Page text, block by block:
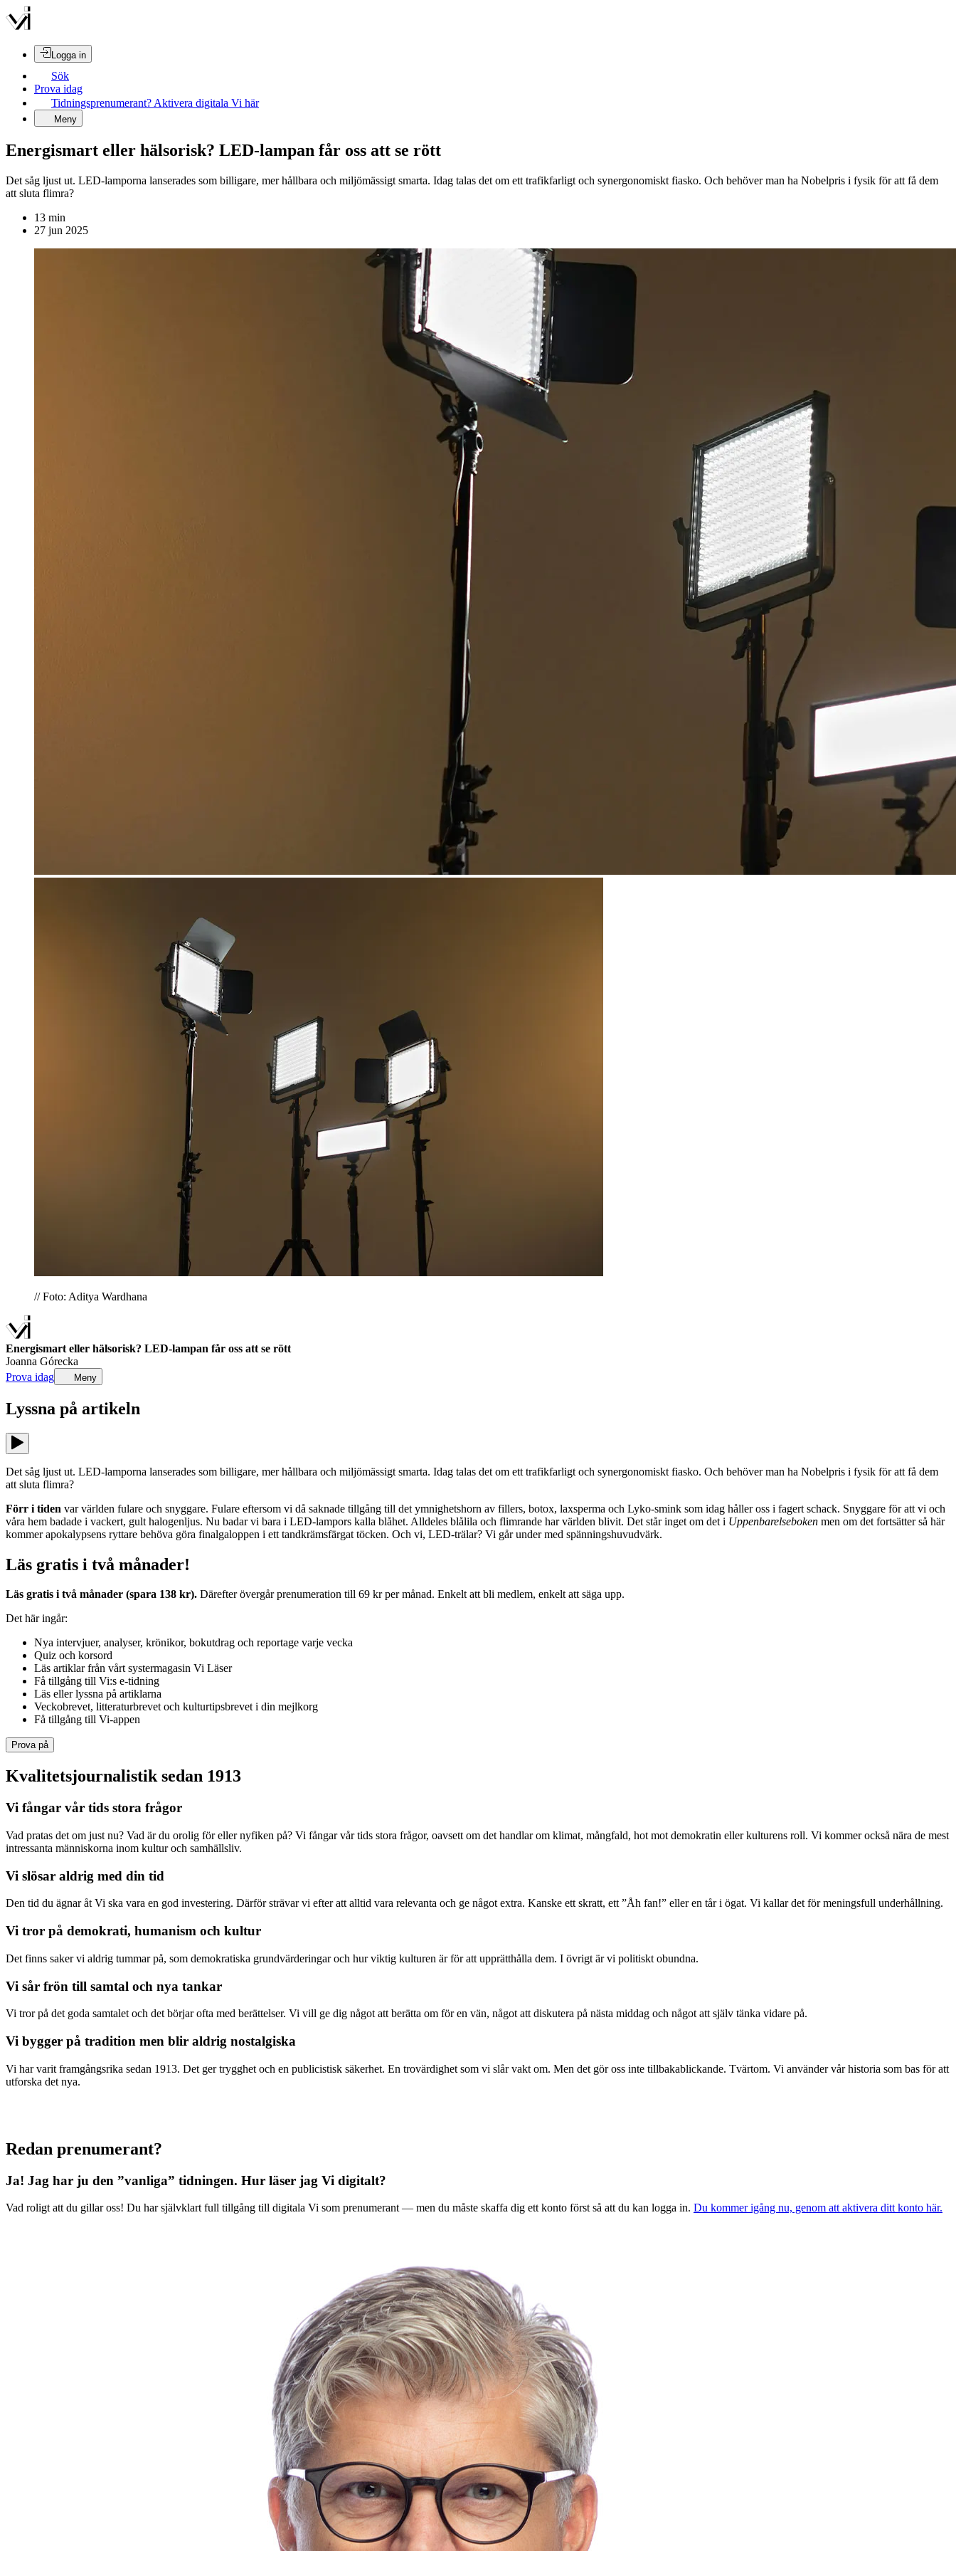
Logga in
Sök
Prova idag
Tidningsprenumerant? Aktivera digitala Vi här
Meny
Energismart eller hälsorisk? LED-lampan får oss att se rött
Det såg ljust ut. LED-lamporna lanserades som billigare, mer hållbara och miljömässigt smarta. Idag talas det om ett trafikfarligt och synergonomiskt fiasko. Och behöver man ha Nobelpris i fysik för att få dem
att sluta flimra?
13 min
27 jun 2025
// Foto: Aditya Wardhana
Energismart eller hälsorisk? LED-lampan får oss att se rött
Joanna Górecka
Prova idag
Meny
Lyssna på artikeln
Det såg ljust ut. LED-lamporna lanserades som billigare, mer hållbara och miljömässigt smarta. Idag talas det om ett trafikfarligt och synergonomiskt fiasko. Och behöver man ha Nobelpris i fysik för att få dem
att sluta flimra?
Förr i tiden var världen fulare och snyggare. Fulare eftersom vi då saknade tillgång till det ymnighetshorn av fillers, botox, laxsperma och Lyko-smink som idag håller oss i fagert schack. Snyggare för att vi och
våra hem badade i vackert, gult halogenljus. Nu badar vi bara i LED-lampors kalla blåhet. Alldeles blålila och flimrande har världen blivit. Det står inget om det i Uppenbarelseboken men om det fortsätter så här
kommer apokalypsens ryttare behöva göra finalgaloppen i ett tandkrämsfärgat töcken. Och vi, LED-trälar? Vi går under med spänningshuvudvärk.
Läs gratis i två månader!
Läs gratis i två månader (spara 138 kr). Därefter övergår prenumeration till 69 kr per månad. Enkelt att bli medlem, enkelt att säga upp.
Det här ingår:
Nya intervjuer, analyser, krönikor, bokutdrag och reportage varje vecka
Quiz och korsord
Läs artiklar från vårt systermagasin Vi Läser
Få tillgång till Vi:s e-tidning
Läs eller lyssna på artiklarna
Veckobrevet, litteraturbrevet och kulturtipsbrevet i din mejlkorg
Få tillgång till Vi-appen
Prova på
Kvalitetsjournalistik sedan 1913
Vi fångar vår tids stora frågor
Vad pratas det om just nu? Vad är du orolig för eller nyfiken på? Vi fångar vår tids stora frågor, oavsett om det handlar om klimat, mångfald, hot mot demokratin eller kulturens roll. Vi kommer också nära de mest
intressanta människorna inom kultur och samhällsliv.
Vi slösar aldrig med din tid
Den tid du ägnar åt Vi ska vara en god investering. Därför strävar vi efter att alltid vara relevanta och ge något extra. Kanske ett skratt, ett ”Åh fan!” eller en tår i ögat. Vi kallar det för meningsfull underhållning.
Vi tror på demokrati, humanism och kultur
Det finns saker vi aldrig tummar på, som demokratiska grundvärderingar och hur viktig kulturen är för att upprätthålla dem. I övrigt är vi politiskt obundna.
Vi sår frön till samtal och nya tankar
Vi tror på det goda samtalet och det börjar ofta med berättelser. Vi vill ge dig något att berätta om för en vän, något att diskutera på nästa middag och något att själv tänka vidare på.
Vi bygger på tradition men blir aldrig nostalgiska
Vi har varit framgångsrika sedan 1913. Det ger trygghet och en publicistisk säkerhet. En trovärdighet som vi slår vakt om. Men det gör oss inte tillbakablickande. Tvärtom. Vi använder vår historia som bas för att
utforska det nya.
Redan prenumerant?
Ja! Jag har ju den ”vanliga” tidningen. Hur läser jag Vi digitalt?
Vad roligt att du gillar oss! Du har självklart full tillgång till digitala Vi som prenumerant — men du måste skaffa dig ett konto först så att du kan logga in. Du kommer igång nu, genom att aktivera ditt konto här.